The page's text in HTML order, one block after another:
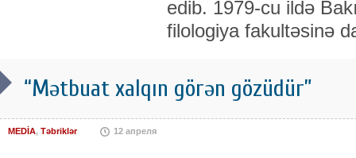
edib. 1979-cu ildə
filologiya fakultəsinə
“Mətbuat xalqın görən gözüdür”
MEDİA, Təbriklər 12 апреля